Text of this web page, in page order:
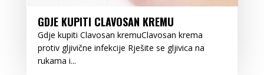
GDJE KUPITI CLAVOSAN KREMU
Gdje kupiti Clavosan kremuClavosan krema
protiv gljivične infekcije Rješite se gljivica na
rukama i...